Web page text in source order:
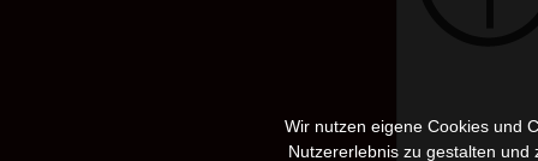
Wir nutzen eigene Cookies und
Nutzererlebnis zu gestalten